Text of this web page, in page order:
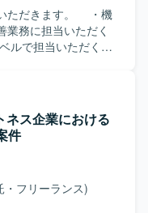
ただきます。 ・機
務に担当いただく
ルで担当いただくた
機能開発を経験され
ネス企業における
件
・フリーランス)